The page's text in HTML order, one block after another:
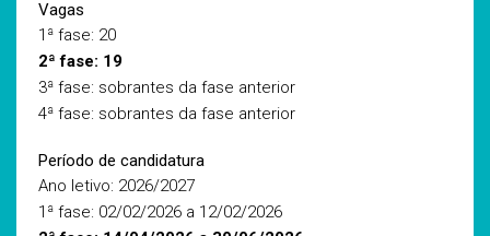
Vagas
1ª fase: 20
2ª fase: 19
3ª fase: sobrantes da fase anterior
4ª fase: sobrantes da fase anterior
Período de candidatura
Ano letivo: 2026/2027
1ª fase: 02/02/2026 a 12/02/2026